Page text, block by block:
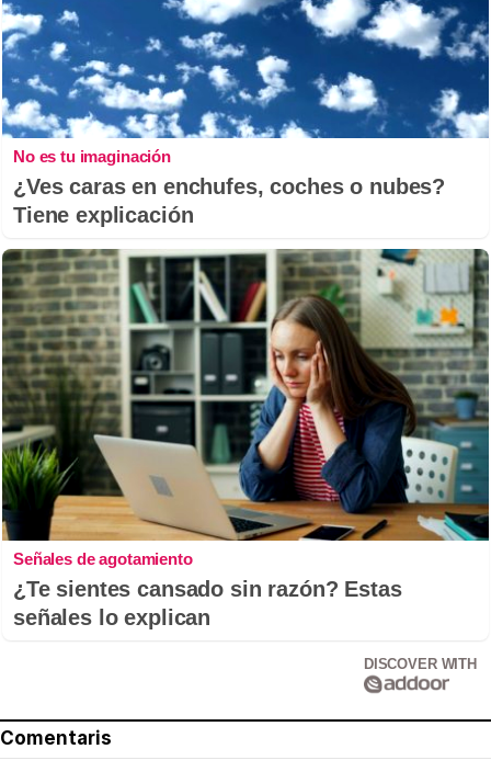
No es tu imaginación
¿Ves caras en enchufes, coches o nubes?
Tiene explicación
Señales de agotamiento
¿Te sientes cansado sin razón? Estas
señales lo explican
DISCOVER WITH
Comentaris